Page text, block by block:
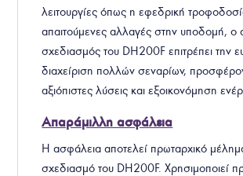
λειτουργίες όπως η εφεδρική
απαιτούμενες αλλαγές στην υποδομή, ο
σχεδιασμός του DH200F επιτρέπει την
διαχείριση πολλών σεναρίων,
αξιόπιστες λύσεις και εξοικονόμηση
Απαράμιλλη ασφάλεια
‍Η ασφάλεια αποτελεί πρωταρχικό
σχεδιασμό του DH200F. Χρησιμοποιεί